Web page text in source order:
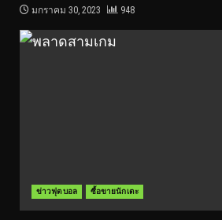
มกราคม 30, 2023 948
ข่าวฟุตบอล ซื้อขายนักเตะ